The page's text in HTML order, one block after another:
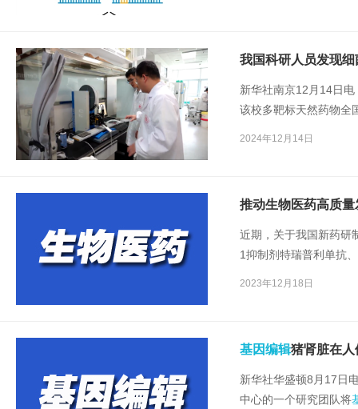
我国科研人员发现
新华社南京12月14日
该校多靶标天然药物全
2024年12月14日
推动生物医药高质量
近期，关于我国新药研
1抑制剂特瑞普利单抗
2023年12月18日
基因编辑猪肾脏在
新华社华盛顿8月17日
中心的一个研究团队将